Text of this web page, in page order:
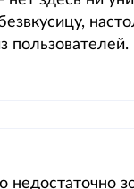
пользователей.
недостаточно